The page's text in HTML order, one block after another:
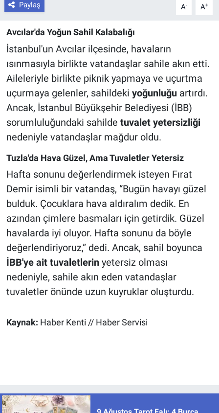
Paylaş A- A+
Avcılar'da Yoğun Sahil Kalabalığı
İstanbul'un Avcılar ilçesinde, havaların
ısınmasıyla birlikte vatandaşlar sahile akın etti.
Aileleriyle birlikte piknik yapmaya ve uçurtma
uçurmaya gelenler, sahildeki yoğunluğuartırdı.
Ancak, İstanbul Büyükşehir Belediyesi (İBB)
sorumluluğundaki sahilde tuvalet yetersizliği
nedeniyle vatandaşlar mağdur oldu.
Tuzla'da Hava Güzel, Ama Tuvaletler Yetersiz
Hafta sonunu değerlendirmek isteyen Fırat
Demir isimli bir vatandaş, “Bugün havayı güzel
bulduk. Çocuklara hava aldıralım dedik. En
azından çimlere basmaları için getirdik. Güzel
havalarda iyi oluyor. Hafta sonunu da böyle
değerlendiriyoruz,” dedi. Ancak, sahil boyunca
İBB'ye ait tuvaletlerinyetersiz olması
nedeniyle, sahile akın eden vatandaşlar
tuvaletler önünde uzun kuyruklar oluşturdu.
Kaynak: Haber Kenti // Haber Servisi